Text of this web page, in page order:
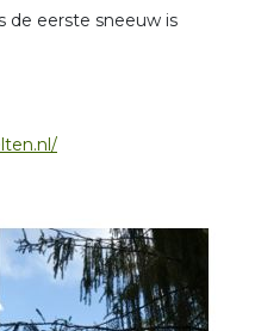
de eerste sneeuw is